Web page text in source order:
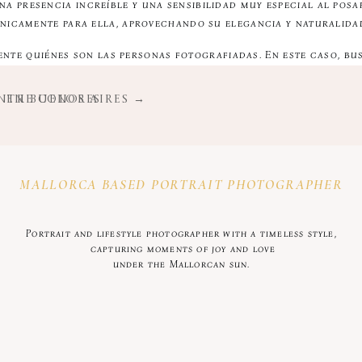
presencia increíble y una sensibilidad muy especial al
para ella, aprovechando su elegancia y
quiénes son las personas fotografiadas. En este caso,
cercana y real. El resultado fueron fotografías
complicidad y la espontaneidad. Sin embargo, esos
COLORES
EN BUENOS AIRES →
Portrait and lifestyle photographer with a timeless style,
capturing moments of joy and love
under the Mallorcan sun.
MALLORCA BASED PORTRAIT PHOTOGRAPHER